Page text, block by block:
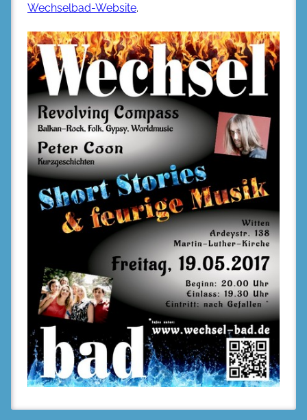
Wechselbad-Website.